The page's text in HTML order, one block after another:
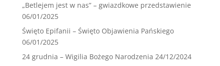
„Betlejem jest w nas” – gwiazdkowe przedstawienie
06/01/2025
Święto Epifanii – Święto Objawienia Pańskiego
06/01/2025
24 grudnia – Wigilia Bożego Narodzenia 24/12/2024